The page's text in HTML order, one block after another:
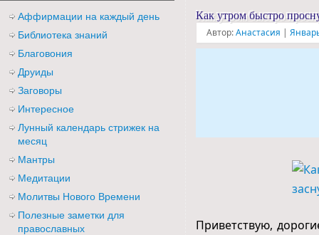
Как утром быстро
Автор:Анастасия |
Приветствую,
Аффирмации на каждый день
Библиотека знаний
Благовония
Друиды
Заговоры
Интересное
Лунный календарь стрижек на
месяц
Мантры
Медитации
Молитвы Нового Времени
Полезные заметки для
православных